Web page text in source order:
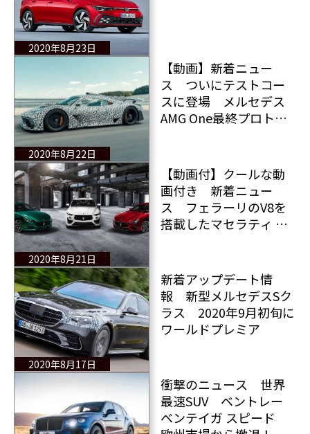
2020年8月23日
2020年8月22日
【動画】新着ニュー
ス ついにテストコー
スに登場 メルセデス
AMG One最終プロトタ
2020年8月21日
【動画付】クールな動
画付き 新着ニュー
ス フェラーリのV8を
搭載したマセラティ ギ
2020年8月17日
新着アップデート情
報 新型メルセデスSク
ラス 2020年9月初旬に
ワールドプレミア
衝撃のニュース 世界
最速SUV ベントレー
ベンテイガ スピード